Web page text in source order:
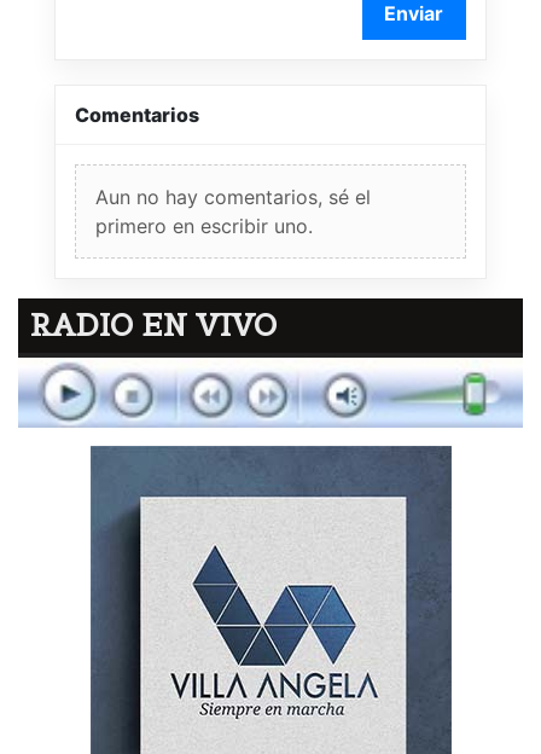
Enviar
Comentarios
Aun no hay comentarios, sé el
primero en escribir uno.
RADIO EN VIVO